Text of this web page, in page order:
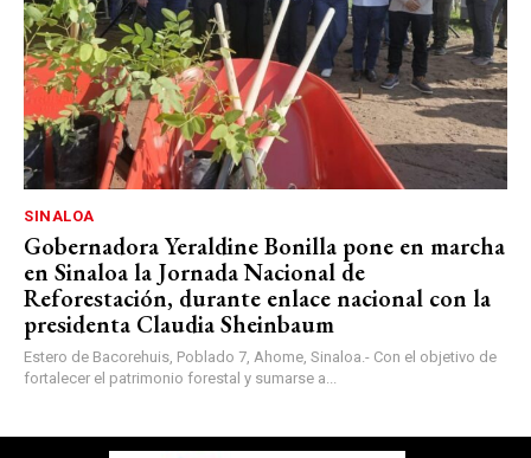
SINALOA
Gobernadora Yeraldine Bonilla pone en marcha
en Sinaloa la Jornada Nacional de
Reforestación, durante enlace nacional con la
presidenta Claudia Sheinbaum
Estero de Bacorehuis, Poblado 7, Ahome, Sinaloa.- Con el objetivo de
fortalecer el patrimonio forestal y sumarse a...